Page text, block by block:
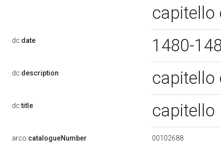
capitello
dc:date 1480-
dc:description capitello
dc:title capitello
arco:catalogueNumber 00102688